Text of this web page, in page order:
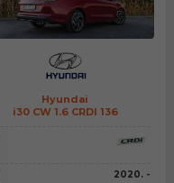
Hyundai
i30 CW 1.6 CRDI 136
2020. -